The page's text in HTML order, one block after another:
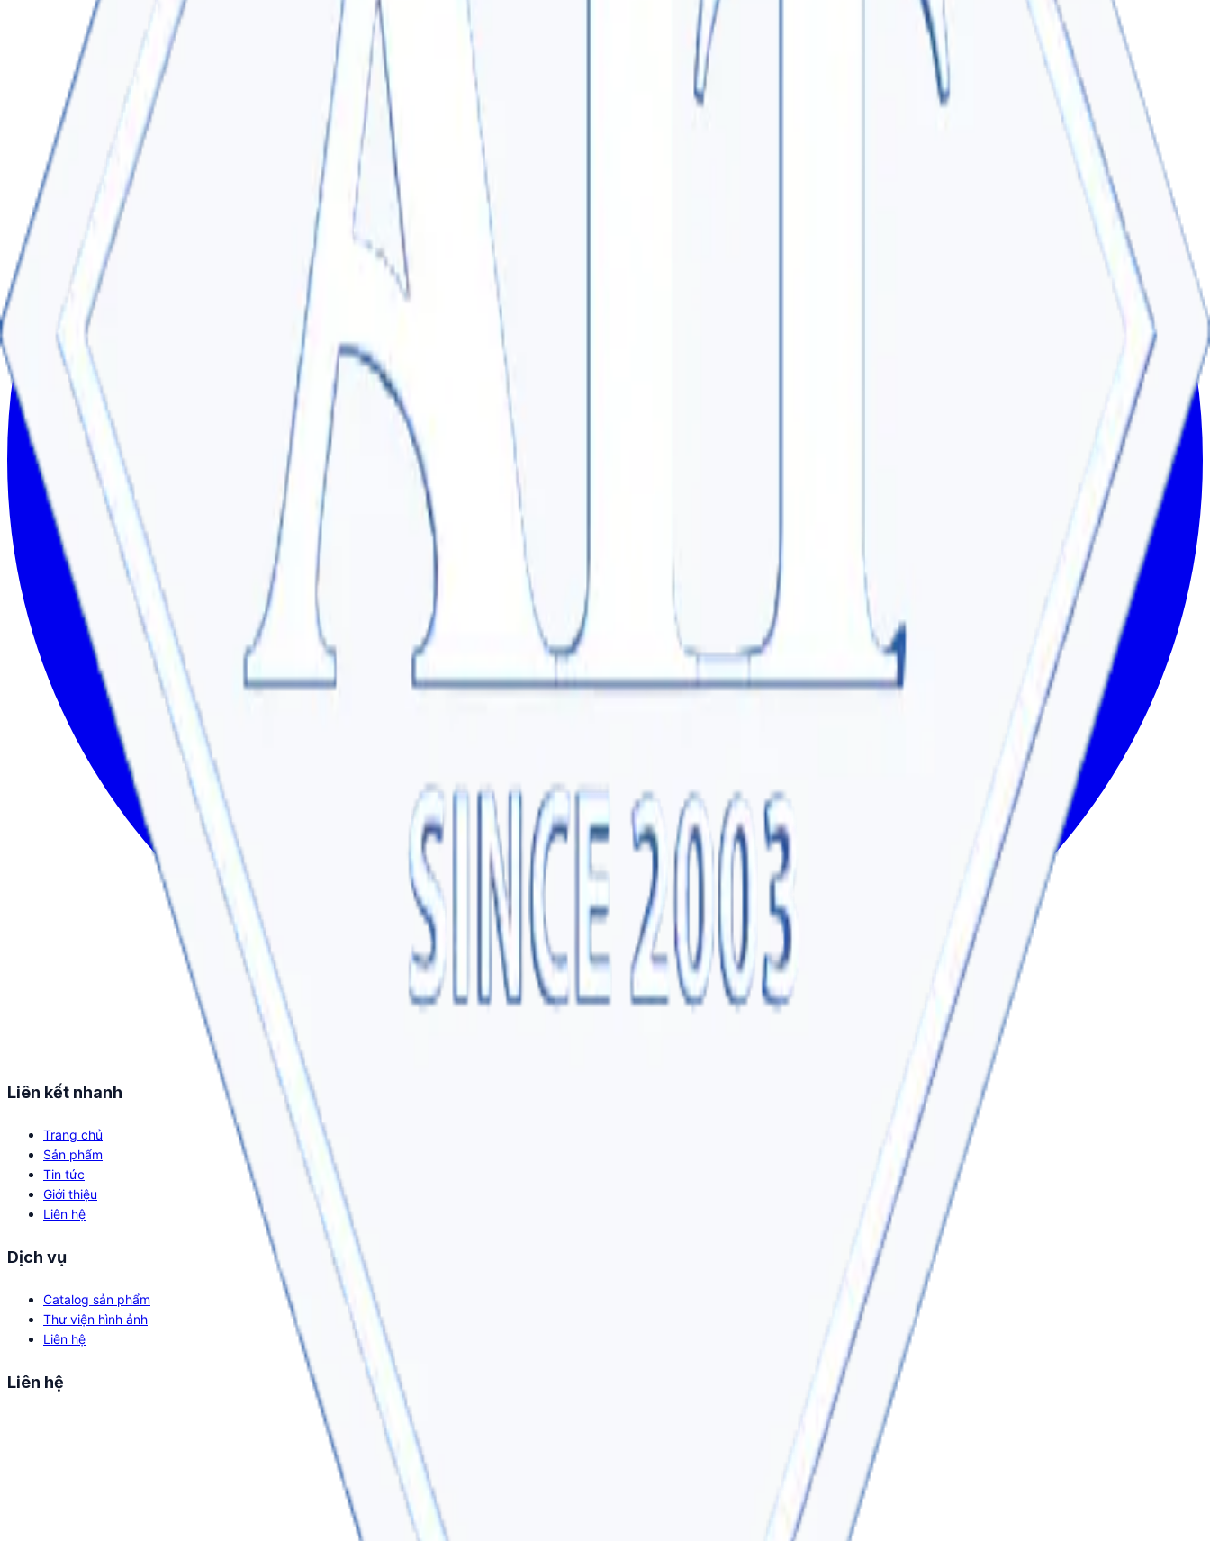
Liên kết nhanh
Trang chủ
Sản phẩm
Tin tức
Giới thiệu
Liên hệ
Dịch vụ
Catalog sản phẩm
Thư viện hình ảnh
Liên hệ
Liên hệ